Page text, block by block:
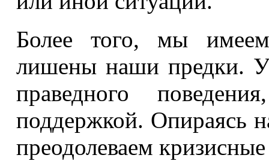
Более того, мы
лишены наши предки. У
праведного
поддержкой. Опираясь
преодолеваем